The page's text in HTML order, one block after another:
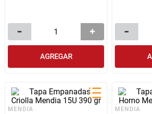
AGREGAR
MENDIA MENDIA